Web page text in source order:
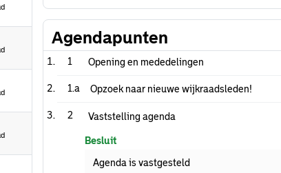
Agendapunten
1 Opening en mededelingen
1.a Opzoek naar nieuwe wijkraadsleden!
2 Vaststelling agenda
Besluit
Agenda is vastgesteld